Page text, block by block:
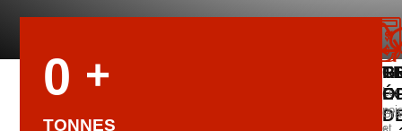
Les
et
0 +
TONNES